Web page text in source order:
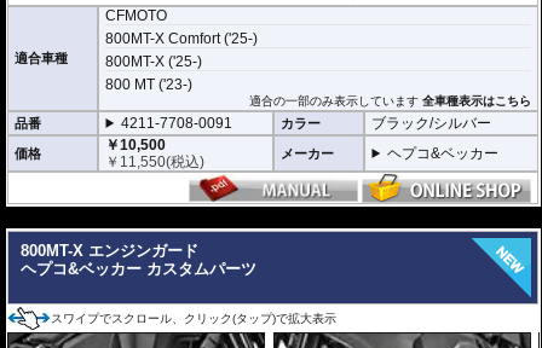
適合車種
CFMOTO
800MT-X Comfort ('25-)
800MT-X ('25-)
800 MT ('23-)
適合の一部のみ表示しています全車種表示はこちら
品番 4211-7708-0091 カラー ブラック/シルバー
価格
￥10,500
￥ 11,550(税込) メーカー ヘプコ&ベッカー
800MT-X エンジンガード
ヘプコ&ベッカー カスタムパーツ
スワイプでスクロール、クリック(タップ)で拡大表示